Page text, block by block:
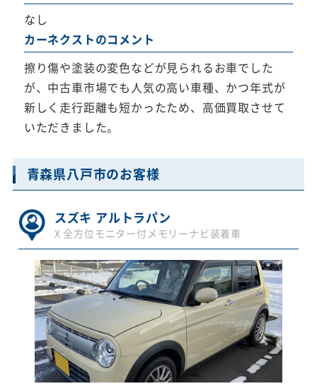
なし
カーネクストのコメント
擦り傷や塗装の変色などが見られるお車でした
が、中古車市場でも人気の高い車種、かつ年式が
新しく走行距離も短かったため、高価買取させて
いただきました。
青森県八戸市のお客様
スズキ アルトラパン
X 全方位モニター付メモリーナビ装着車